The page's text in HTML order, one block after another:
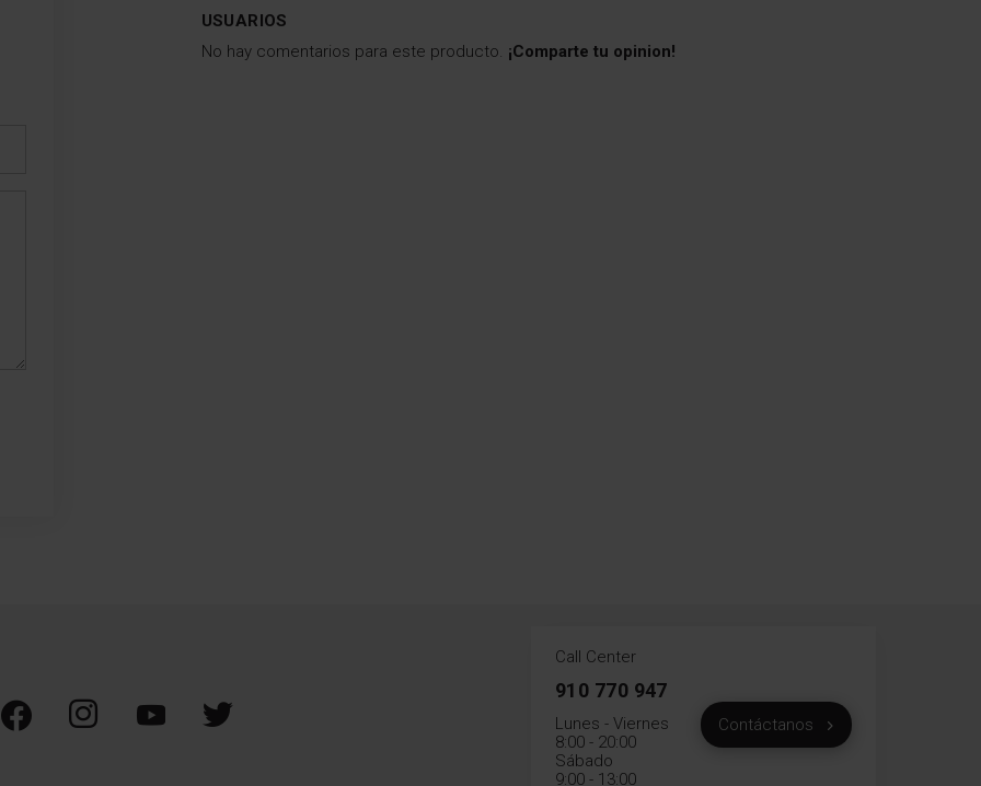
USUARIOS
No hay comentarios para este producto. ¡Comparte tu opinion!
Call Center
910 770 947
Lunes - Viernes
8:00 - 20:00
Sábado
9:00 - 13:00
Contáctanos